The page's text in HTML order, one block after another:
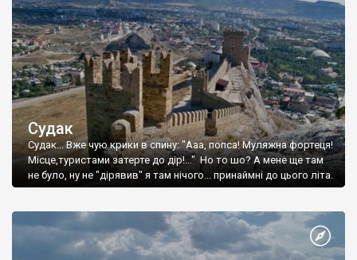
Судак
Судак... Вже чую крики в спину: "Ааа, попса! Муляжна фортеця!
Місце,туристами затерте до дір!..." Но то шо? А мене ще там
не було, ну не "дірявив" я там нічого... принаймні до цього літа.